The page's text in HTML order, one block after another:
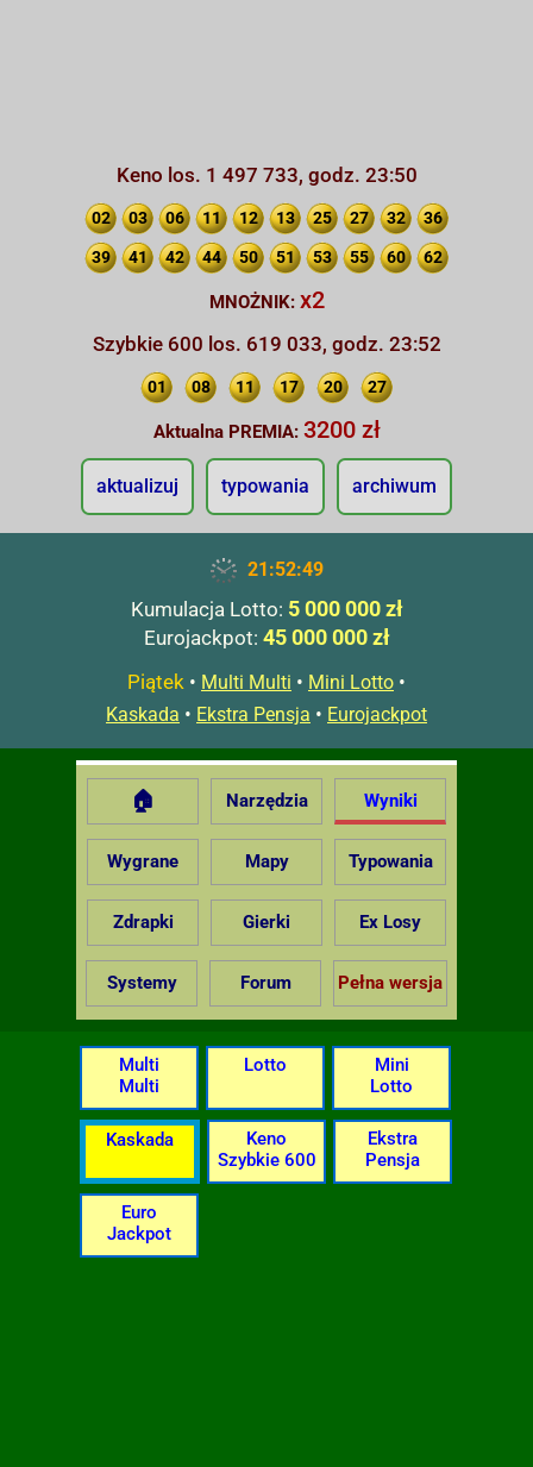
Keno los. 1 497 733, godz. 23:50
02 03 06 11 12 13 25 27 32 36
39 41 42 44 50 51 53 55 60 62
MNOŻNIK: x2
Szybkie 600 los. 619 033, godz. 23:52
01 08 11 17 20 27
Aktualna PREMIA: 3200 zł
aktualizuj typowania archiwum
21:52:50
Kumulacja Lotto: 5 000 000 zł
Eurojackpot: 45 000 000 zł
Piątek • Multi Multi • Mini Lotto •
Kaskada • Ekstra Pensja • Eurojackpot
🏠 Narzędzia Wyniki
Wygrane Mapy Typowania
Zdrapki Gierki Ex Losy
Systemy Forum Pełna wersja
Multi
Multi
Lotto
Mini
Lotto
Kaskada
Keno
Szybkie 600
Ekstra
Pensja
Euro
Jackpot